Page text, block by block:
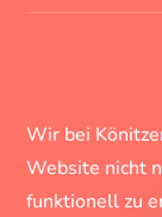
Wir bei
Website nicht
funktionell zu